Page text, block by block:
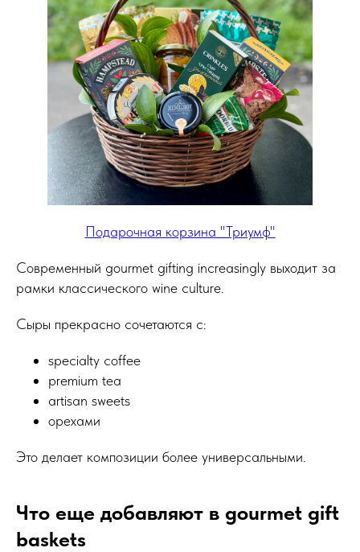
Подарочная корзина "Триумф"
Современный gourmet gifting increasingly выходит за
рамки классического wine culture.
Сыры прекрасно сочетаются с:
specialty coffee
premium tea
artisan sweets
орехами
Это делает композиции более универсальными.
Что еще добавляют в gourmet gift
baskets